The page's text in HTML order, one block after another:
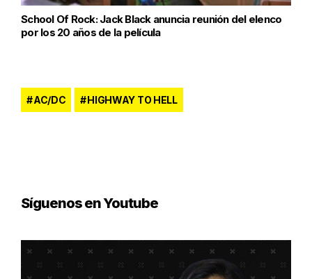
School Of Rock: Jack Black anuncia reunión del elenco
por los 20 años de la película
AC/DC HIGHWAY TO HELL
Síguenos en Youtube